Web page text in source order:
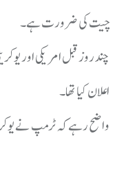
چیت کی ضرورت ہے۔
اعلان کیا تھا۔
واضح رہے کہ ٹرمپ نے یوکرین کو امن